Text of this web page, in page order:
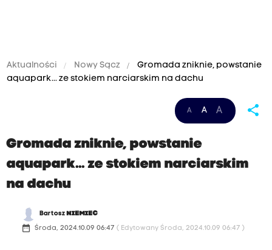
Aktualności Nowy Sącz
Gromada zniknie, powstanie
aquapark... ze stokiem narciarskim na dachu
A A A share
Gromada zniknie, powstanie
aquapark... ze stokiem narciarskim
na dachu
Bartosz NIEMIEC
date_range Środa, 2024.10.09 06:47 ( Edytowany Środa, 2024.10.09 06:47 )